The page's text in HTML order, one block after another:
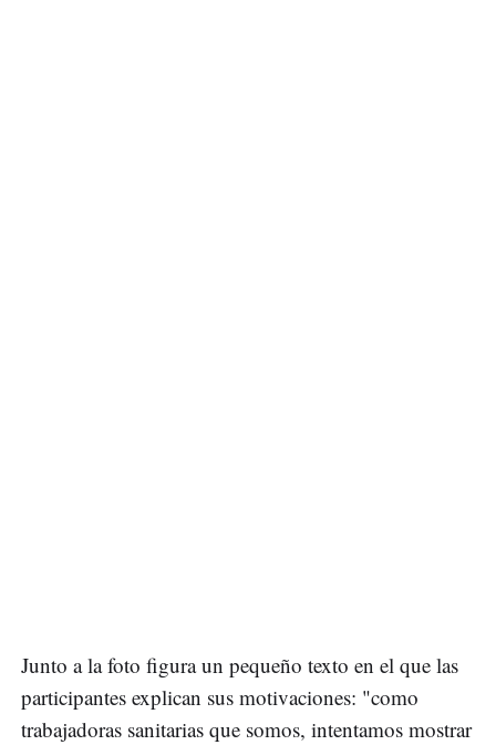
Junto a la foto figura un pequeño texto en el que las
participantes explican sus motivaciones: "como
trabajadoras sanitarias que somos, intentamos mostrar